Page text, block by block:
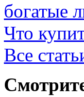
богатые
Что
Все